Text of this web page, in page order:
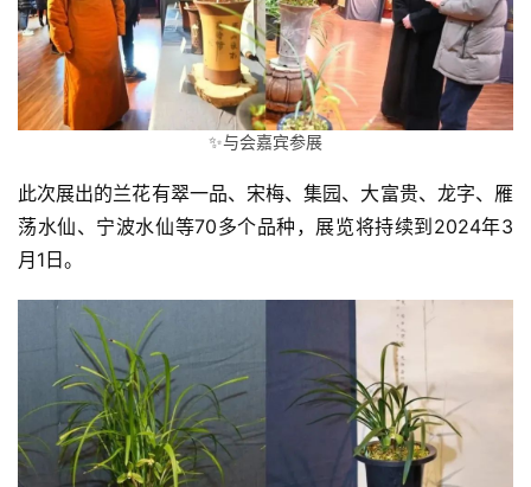
规
免
责
声
✨与会嘉宾参展
此次展出的兰花有翠一品、宋梅、集园、大富贵、龙字、雁
荡水仙、宁波水仙等70多个品种，展览将持续到2024年3
月1日。